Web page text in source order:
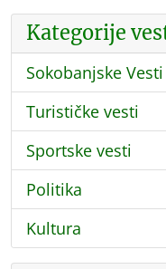
Kategorije
Sokobanjske Vesti
Turističke vesti
Sportske vesti
Politika
Kultura